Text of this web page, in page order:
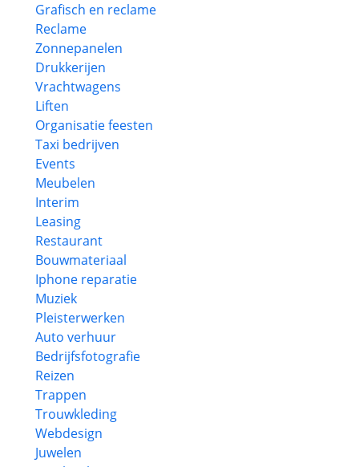
Grafisch en reclame
Reclame
Zonnepanelen
Drukkerijen
Vrachtwagens
Liften
Organisatie feesten
Taxi bedrijven
Events
Meubelen
Interim
Leasing
Restaurant
Bouwmateriaal
Iphone reparatie
Muziek
Pleisterwerken
Auto verhuur
Bedrijfsfotografie
Reizen
Trappen
Trouwkleding
Webdesign
Juwelen